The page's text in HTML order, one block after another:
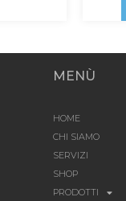
MENÙ
HOME
CHI SIAMO
SERVIZI
SHOP
PRODOTTI